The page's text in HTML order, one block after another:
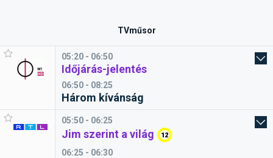
TVműsor
05:20 - 06:50
Időjárás-jelentés
06:50 - 08:25
Három kívánság
05:50 - 06:25
Jim szerint a világ 12
06:25 - 06:30